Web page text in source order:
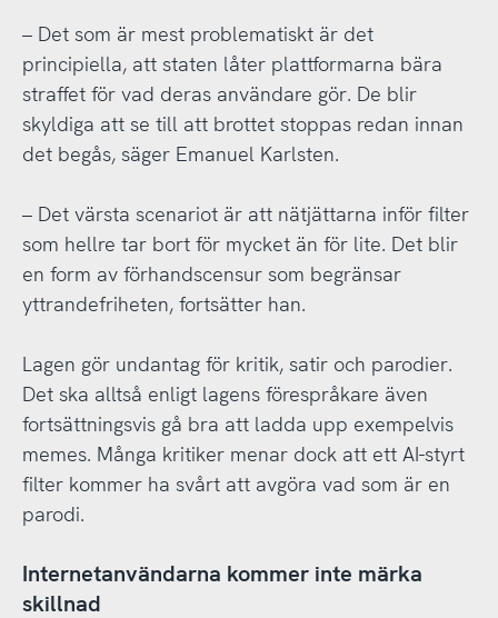
– Det som är mest problematiskt är det
principiella, att staten låter plattformarna bära
straffet för vad deras användare gör. De blir
skyldiga att se till att brottet stoppas redan innan
det begås, säger Emanuel Karlsten.
– Det värsta scenariot är att nätjättarna inför filter
som hellre tar bort för mycket än för lite. Det blir
en form av förhandscensur som begränsar
yttrandefriheten, fortsätter han.
Lagen gör undantag för kritik, satir och parodier.
Det ska alltså enligt lagens förespråkare även
fortsättningsvis gå bra att ladda upp exempelvis
memes. Många kritiker menar dock att ett AI-styrt
filter kommer ha svårt att avgöra vad som är en
parodi.
Internetanvändarna kommer inte märka
skillnad